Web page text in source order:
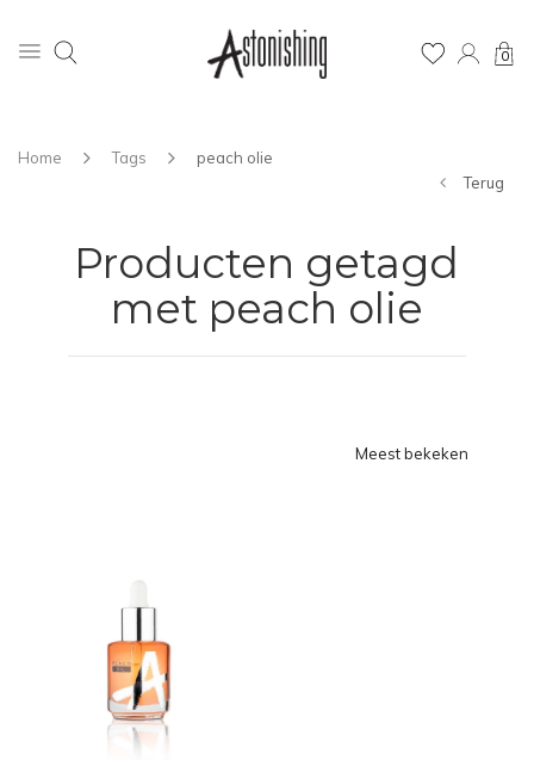
0
Home Tags
peach olie
Terug
Producten getagd
met peach olie
Meest bekeken